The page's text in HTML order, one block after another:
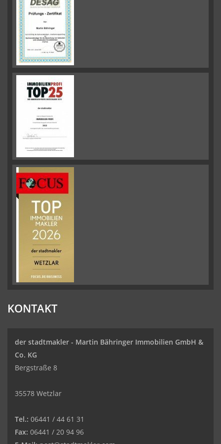
KONTAKT
der stadtmakler - Martin Bähringer Immobilien GmbH &
Co. KG
Bergstraße 8
35578 Wetzlar
Tel.: 06441 / 44 61 31
Fax: 06441 / 20 94 96